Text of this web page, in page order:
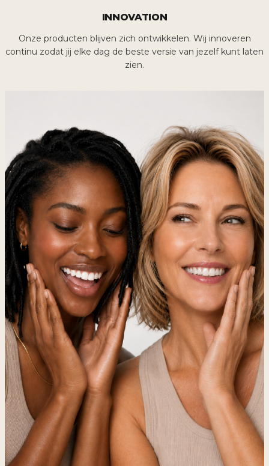
INNOVATION
Onze producten blijven zich ontwikkelen. Wij innoveren
continu zodat jij elke dag de beste versie van jezelf kunt laten
zien.